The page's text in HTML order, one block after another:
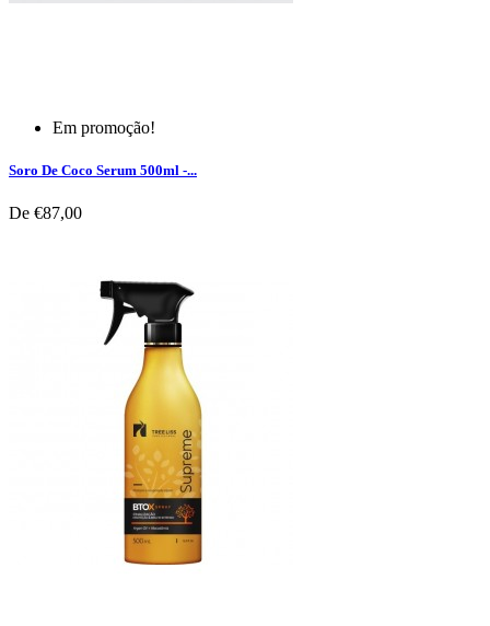
Em promoção!
Soro De Coco Serum 500ml -...
De €87,00